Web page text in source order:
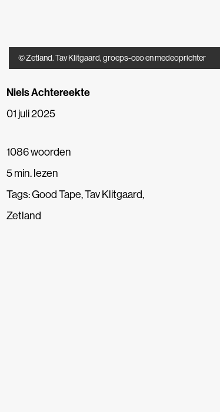
© Zetland. Tav Klitgaard, groeps-ceo en medeoprichter
Niels Achtereekte
01 juli 2025
1086 woorden
5 min. lezen
Tags:Good Tape,Tav Klitgaard,
Zetland